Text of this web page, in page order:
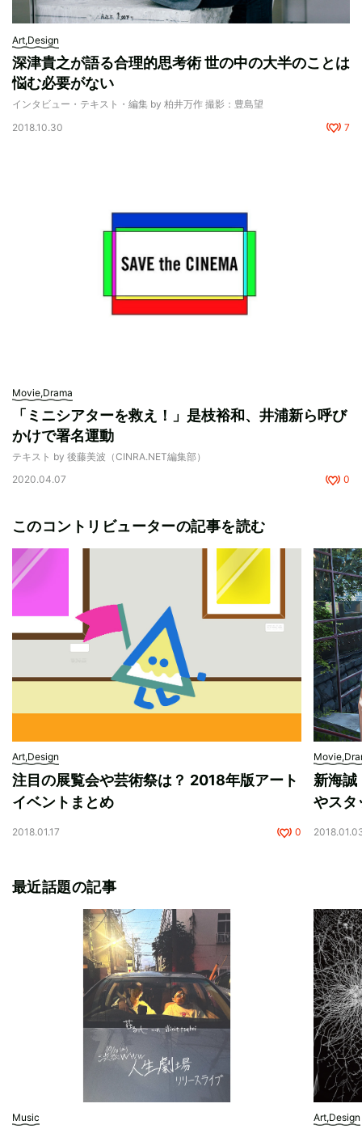
Art,Design
深津貴之が語る合理的思考術 世の中の大半のことは
悩む必要がない
インタビュー・テキスト・編集 by 柏井万作 撮影：豊島望
2018.10.30
7
Movie,Drama
「ミニシアターを救え！」是枝裕和、井浦新ら呼び
かけで署名運動
テキスト by 後藤美波（CINRA.NET編集部）
2020.04.07
0
このコントリビューターの記事を読む
Art,Design
注目の展覧会や芸術祭は？ 2018年版アート
イベントまとめ
2018.01.17 0
新海
やスタ
最近話題の記事
Music Art,Design